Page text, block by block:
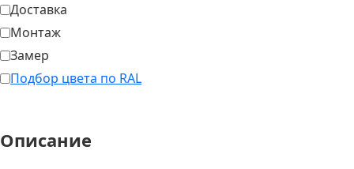
Доставка
Монтаж
Замер
Подбор цвета по RAL
Описание